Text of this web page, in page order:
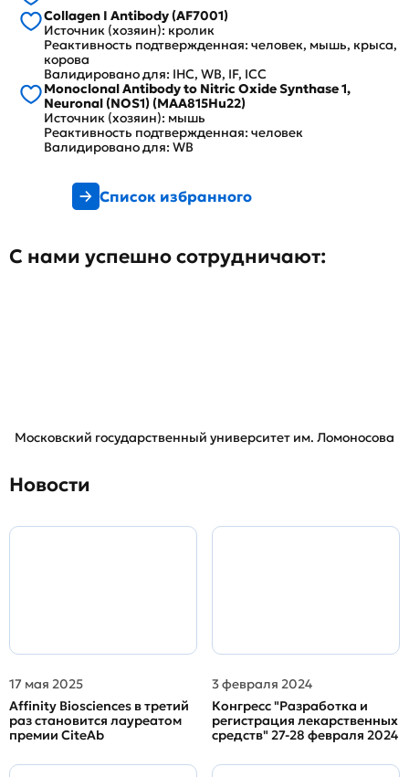
Collagen I Antibody (AF7001)
Источник (хозяин): кролик
Реактивность подтвержденная: человек, мышь, крыса,
корова
Валидировано для: IHC, WB, IF, ICC
Monoclonal Antibody to Nitric Oxide Synthase 1,
Neuronal (NOS1) (MAA815Hu22)
Источник (хозяин): мышь
Реактивность подтвержденная: человек
Валидировано для: WB
Список избранного
С нами успешно сотрудничают:
Московский государственный университет им. Ломоносова
Новости
17 мая 2025
Affinity Biosciences в третий
раз становится лауреатом
премии CiteAb
3 февраля 2024
Конгресс "Разработка и
регистрация лекарственных
средств" 27-28 февраля 2024